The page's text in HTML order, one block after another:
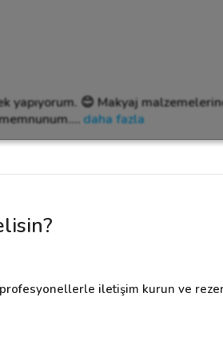
yapıyorum. 😊 Makyaj
… daha fazla
iletişim kurun ve